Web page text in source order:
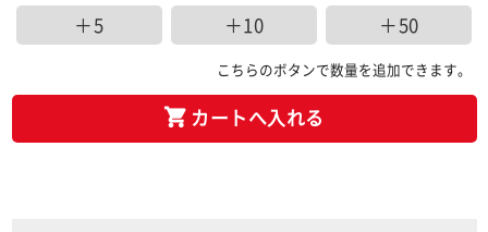
＋5 ＋10 ＋50
こちらのボタンで数量を追加できます。
カートへ入れる